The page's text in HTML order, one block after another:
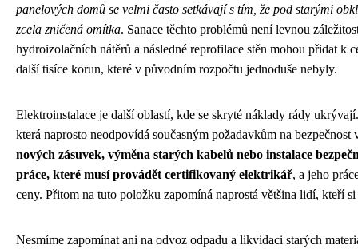
panelových domů se velmi často setkávají s tím, že pod starými
zcela zničená omítka. Sanace těchto problémů není levnou
hydroizolačních nátěrů a následné reprofilace stěn mohou přidat k
další tisíce korun, které v původním rozpočtu jednoduše nebyly.
Elektroinstalace je další oblastí, kde se skryté náklady rády
která naprosto neodpovídá současným požadavkům na
nových zásuvek, výměna starých kabelů nebo instalace
práce, které musí provádět certifikovaný elektrikář, a jeho
ceny. Přitom na tuto položku zapomíná naprostá většina lidí, kteří
Nesmíme zapomínat ani na odvoz odpadu a likvidaci starých